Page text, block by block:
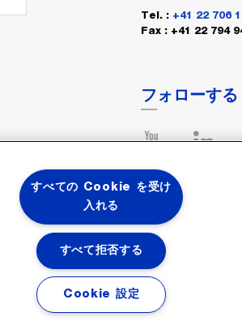
Tel. : +41 22 706
Fax : +41 22 794
フォローする
すべての Cookie を受け
入れる
すべて拒否する
Cookie 設定